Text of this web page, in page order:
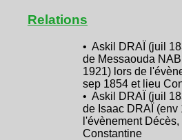
Relations
• Askil DRAÏ (juil
de Messaouda
1921) lors de
sep 1854 et lieu
• Askil DRAÏ (juil
de Isaac DRAÏ (env
l'évènement
Constantine